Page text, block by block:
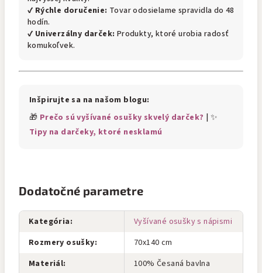
✔ Rýchle doručenie: Tovar odosielame spravidla do 48
hodín.
✔ Univerzálny darček: Produkty, ktoré urobia radosť
komukoľvek.
Inšpirujte sa na našom blogu:
🎁 Prečo sú vyšívané osušky skvelý darček? | ✨
Tipy na darčeky, ktoré nesklamú
Dodatočné parametre
Kategória:
Vyšívané osušky s nápismi
Rozmery osušky:
70x140 cm
Materiál:
100% Česaná bavlna